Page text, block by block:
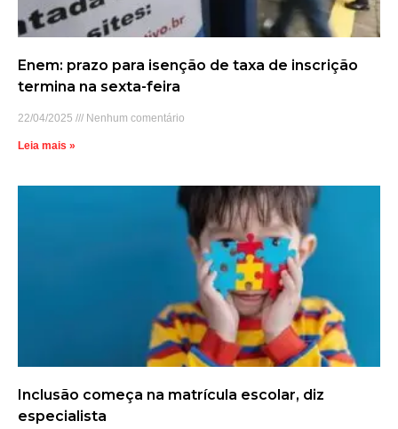
Enem: prazo para isenção de taxa de inscrição
termina na sexta-feira
22/04/2025 Nenhum comentário
Leia mais »
Inclusão começa na matrícula escolar, diz
especialista